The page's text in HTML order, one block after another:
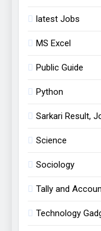
latest Jobs
MS Excel
Public Guide
Python
Sarkari Result,
Science
Sociology
Tally and
Technology